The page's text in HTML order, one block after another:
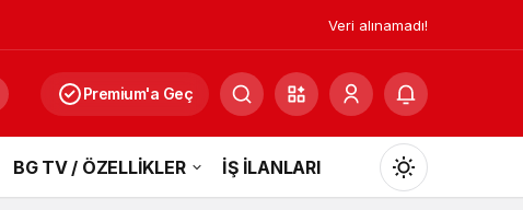
Veri alınamadı!
Premium'a Geç
BG TV / ÖZELLİKLER İŞ İLANLARI
Mod
değiştir